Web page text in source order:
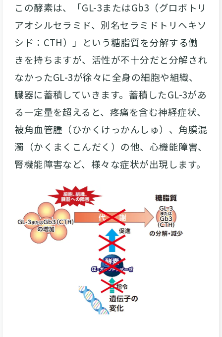
この酵素は、「GL-3またはGb3（グロボトリ
アオシルセラミド、別名セラミドトリヘキソ
シド：CTH）」という糖脂質を分解する働
きを持ちますが、活性が不十分だと分解され
なかったGL-3が徐々に全身の細胞や組織、
臓器に蓄積していきます。蓄積したGL-3があ
る一定量を超えると、疼痛を含む神経症状、
被角血管腫（ひかくけっかんしゅ）、角膜混
濁（かくまくこんだく）の他、心機能障害、
腎機能障害など、様々な症状が出現します。